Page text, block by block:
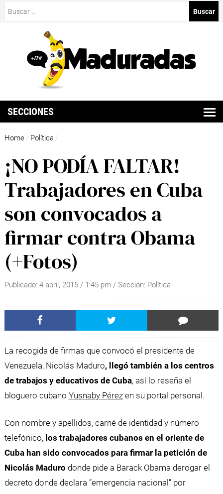
SECCIONES
Home / Política /
¡NO PODÍA FALTAR!
Trabajadores en Cuba
son convocados a
firmar contra Obama
(+Fotos)
Publicado: 4 abril, 2015/ 1:45 pm / Sección: Política
La recogida de firmas que convocó el presidente de
Venezuela, Nicolás Maduro, llegó también a los centros
de trabajos y educativos de Cuba, así lo reseña el
bloguero cubano Yusnaby Pérezen su portal personal.
Con nombre y apellidos, carné de identidad y número
telefónico,los trabajadores cubanos en el oriente de
Cuba han sido convocados para firmar la petición de
Nicolás Maduro donde pide a Barack Obama derogar el
decreto donde declara “emergencia nacional” por